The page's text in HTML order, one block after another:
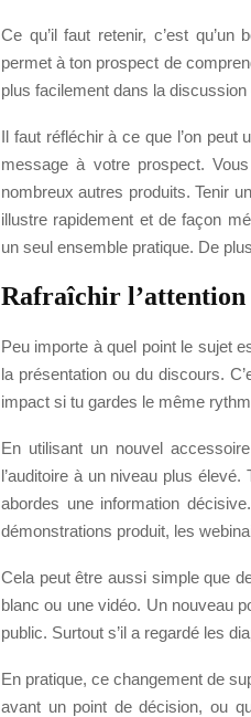
Ce qu’il faut retenir, c’est
permet à ton prospect de
plus facilement dans la
Il faut réfléchir à ce que l’on peut
message à votre prospect.
nombreux autres produits. Tenir
illustre rapidement et de façon
un seul ensemble pratique. De
Rafraîchir l’attention
Peu importe à quel point le sujet
la présentation ou du discours.
impact si tu gardes le même
En utilisant un nouvel
l’auditoire à un niveau plus
abordes une information
démonstrations produit, les
Cela peut être aussi simple que
blanc ou une vidéo. Un nouveau
public. Surtout s’il a regardé les
En pratique, ce changement de
avant un point de décision, ou